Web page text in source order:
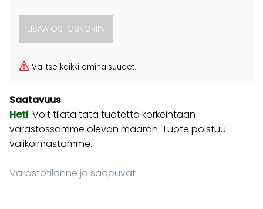
Valitse kaikki ominaisuudet.
Saatavuus
Heti. Voit tilata tätä tuotetta korkeintaan
varastossamme olevan määrän. Tuote poistuu
valikoimastamme.
Varastotilanne ja saapuvat